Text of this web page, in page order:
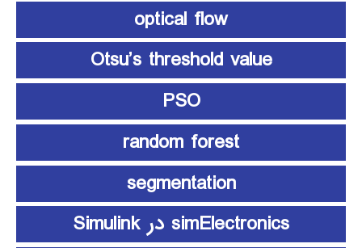
optical flow
Otsu’s threshold value
PSO
random forest
segmentation
simElectronics در Simulink